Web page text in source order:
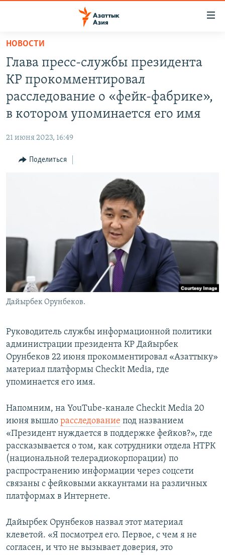
Вернуться
основному
содержанию
Вернутся
главной
Вернутся
поиску
КАЗАХСТАН
ВОЙНА В УКРАИНЕ
ЎЗБЕКЧА
ПОДПИШИТЕСЬ НА НАС В СОЦСЕТЯХ
НОВОСТИ
Глава пресс-службы президента
КР прокомментировал
расследование о «фейк-фабрике»,
в котором упоминается его имя
21 июня 2023, 16:49
Поделиться
Дайырбек Орунбеков.
Руководитель службы информационной политики
администрации президента КР Дайырбек
Орунбеков 22 июня прокомментировал «Азаттыку»
материал платформы Checkit Media, где
упоминается его имя.
Напомним, на YouTube-канале Checkit Media 20
июня вышло расследование под названием
«Президент нуждается в поддержке фейков?», где
рассказывается о том, как сотрудники отдела НТРК
(национальной телерадиокорпорации) по
распространению информации через соцсети
связаны с фейковыми аккаунтами на различных
платформах в Интернете.
Дайырбек Орунбеков назвал этот материал
клеветой. «Я посмотрел его. Первое, с чем я не
согласен, и что не вызывает доверия, это